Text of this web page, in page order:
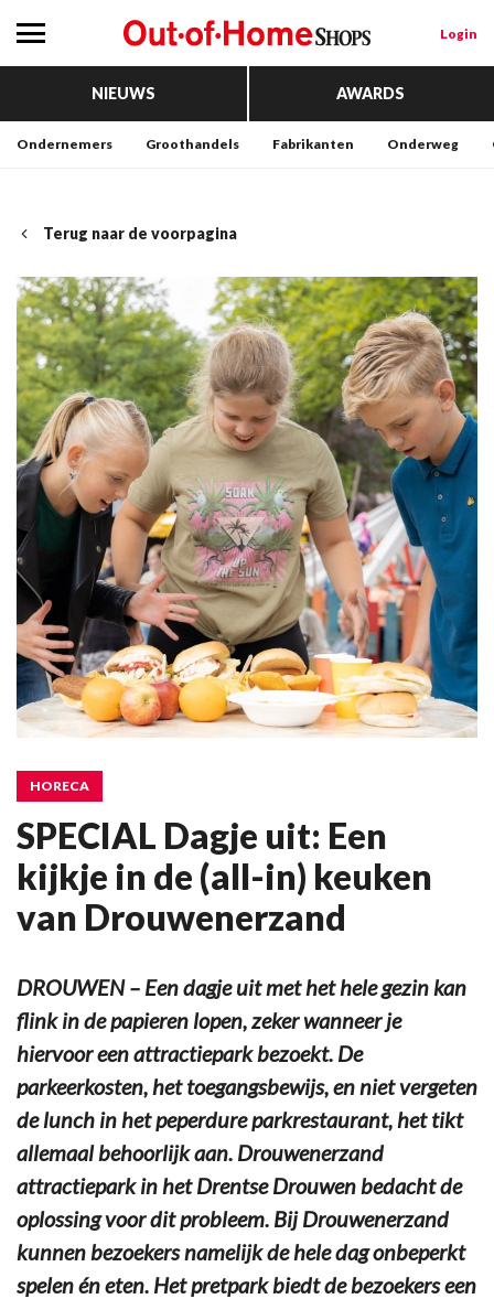
Login
NIEUWS AWARDS
Ondernemers Groothandels Fabrikanten Onderweg
Terug naar de voorpagina
HORECA
SPECIAL Dagje uit: Een
kijkje in de (all-in) keuken
van Drouwenerzand
DROUWEN – Een dagje uit met het hele gezin kan
flink in de papieren lopen, zeker wanneer je
hiervoor een attractiepark bezoekt. De
parkeerkosten, het toegangsbewijs, en niet vergeten
de lunch in het peperdure parkrestaurant, het tikt
allemaal behoorlijk aan. Drouwenerzand
attractiepark in het Drentse Drouwen bedacht de
oplossing voor dit probleem. Bij Drouwenerzand
kunnen bezoekers namelijk de hele dag onbeperkt
spelen én eten. Het pretpark biedt de bezoekers een